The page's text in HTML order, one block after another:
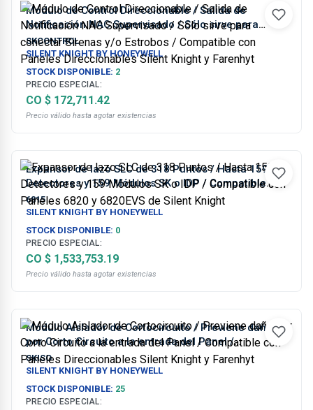
Módulo de Control Direccionable / Salida de
Notificación NAC Supervisado / Sólo sirve para
conectar Sirenas y/o Estrobos / Compatible con
Paneles Direccionables Silent Knight y Farenhyt
SKCONTROL
SILENT KNIGHT BY HONEYWELL
STOCK DISPONIBLE: 2
PRECIO ESPECIAL:
CO $ 172,711.42
Precio válido hasta agotar existencias
Expansor de lazo SLC de 318 Puntos / Hasta 159
Detectores y 159 Módulos SK o IDP / Compatible
con Paneles 6820 y 6820EVS de Silent Knight
6815
SILENT KNIGHT BY HONEYWELL
STOCK DISPONIBLE: 0
PRECIO ESPECIAL:
CO $ 1,533,753.19
Precio válido hasta agotar existencias
Módulo Aislador de Cortocircuito / Previene daño
por Corto Circuito a la entrada del Panel /
Compatible con Paneles Direccionables Silent
Knight y Farenhyt
SKISO
SILENT KNIGHT BY HONEYWELL
STOCK DISPONIBLE: 25
PRECIO ESPECIAL: